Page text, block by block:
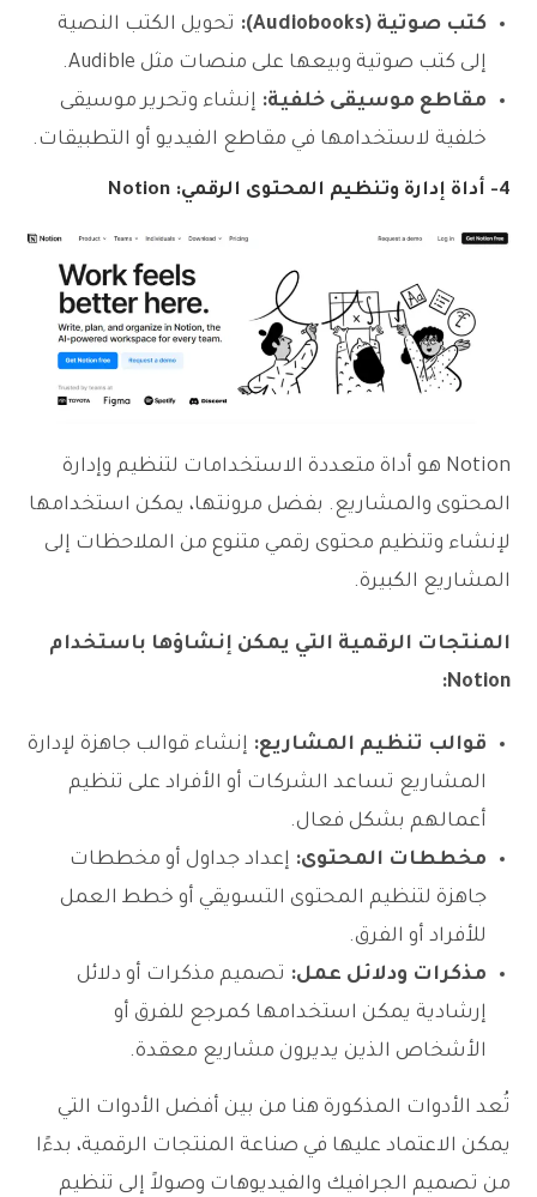
كتب صوتية (Audiobooks):
تحويل الكتب النصية
إلى كتب صوتية وبيعها على منصات مثل Audible.
مقاطع موسيقى خلفية: إنشاء وتحرير موسيقى
خلفية لاستخدامها في مقاطع الفيديو أو التطبيقات.
4- أداة إدارة وتنظيم المحتوى الرقمي: Notion
Notion هو أداة متعددة الاستخدامات لتنظيم وإدارة
المحتوى والمشاريع. بفضل مرونتها، يمكن استخدامها
لإنشاء وتنظيم محتوى رقمي متنوع من الملاحظات إلى
المشاريع الكبيرة.
المنتجات الرقمية التي يمكن إنشاؤها باستخدام
Notion:
قوالب تنظيم المشاريع: إنشاء قوالب جاهزة لإدارة
المشاريع تساعد الشركات أو الأفراد على تنظيم
أعمالهم بشكل فعال.
مخططات المحتوى: إعداد جداول أو مخططات
جاهزة لتنظيم المحتوى التسويقي أو خطط العمل
للأفراد أو الفرق.
مذكرات ودلائل عمل: تصميم مذكرات أو دلائل
إرشادية يمكن استخدامها كمرجع للفرق أو
الأشخاص الذين يديرون مشاريع معقدة.
تُعد الأدوات المذكورة هنا من بين أفضل الأدوات التي
يمكن الاعتماد عليها في صناعة المنتجات الرقمية، بدءًا
من تصميم الجرافيك والفيديوهات وصولاً إلى تنظيم